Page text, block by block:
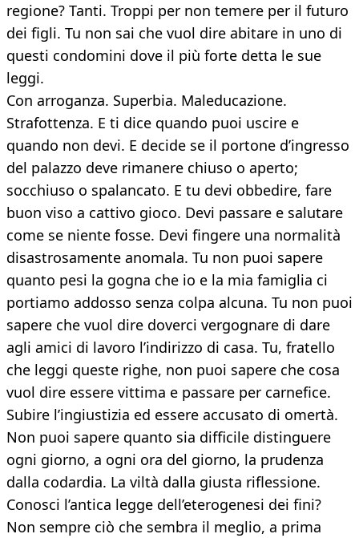
regione? Tanti. Troppi per non temere per il futuro
dei figli. Tu non sai che vuol dire abitare in uno di
questi condomini dove il più forte detta le sue
leggi.
Con arroganza. Superbia. Maleducazione.
Strafottenza. E ti dice quando puoi uscire e
quando non devi. E decide se il portone d’ingresso
del palazzo deve rimanere chiuso o aperto;
socchiuso o spalancato. E tu devi obbedire, fare
buon viso a cattivo gioco. Devi passare e salutare
come se niente fosse. Devi fingere una normalità
disastrosamente anomala. Tu non puoi sapere
quanto pesi la gogna che io e la mia famiglia ci
portiamo addosso senza colpa alcuna. Tu non puoi
sapere che vuol dire doverci vergognare di dare
agli amici di lavoro l’indirizzo di casa. Tu, fratello
che leggi queste righe, non puoi sapere che cosa
vuol dire essere vittima e passare per carnefice.
Subire l’ingiustizia ed essere accusato di omertà.
Non puoi sapere quanto sia difficile distinguere
ogni giorno, a ogni ora del giorno, la prudenza
dalla codardia. La viltà dalla giusta riflessione.
Conosci l’antica legge dell’eterogenesi dei fini?
Non sempre ciò che sembra il meglio, a prima